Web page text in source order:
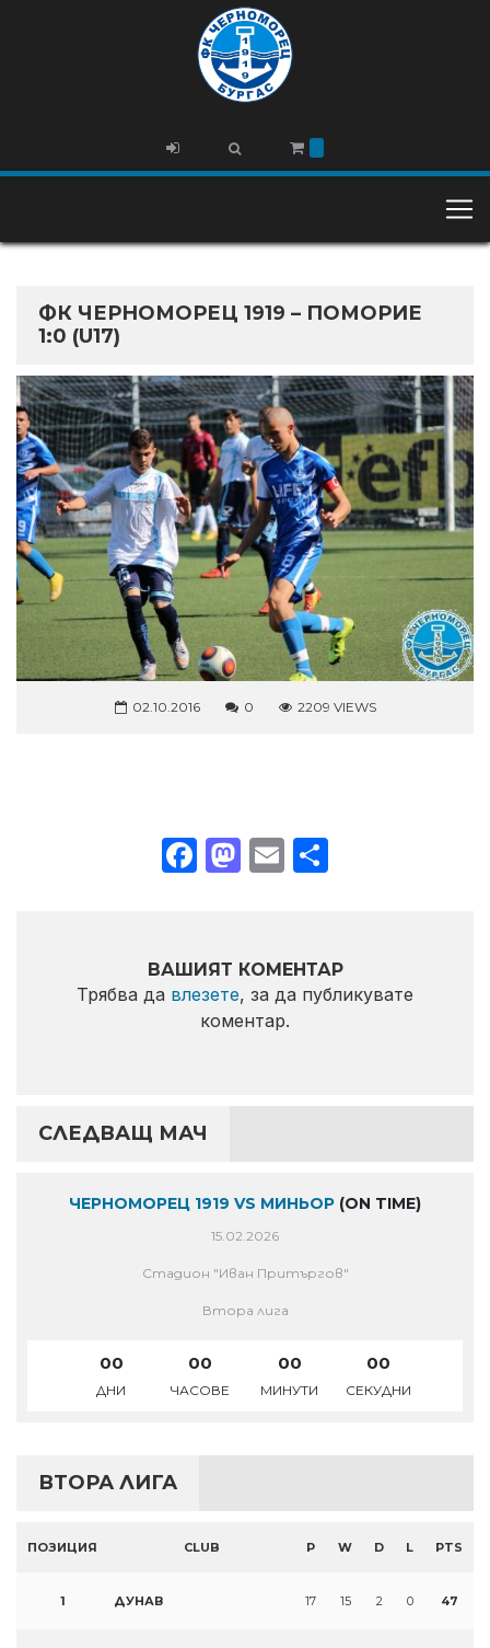
ФК ЧЕРНОМОРЕЦ 1919 – ПОМОРИЕ
1:0 (U17)
02.10.2016 0 2209 VIEWS
Facebook
Mastodon
Email
ВАШИЯТ КОМЕНТАР
Трябва да влезете, за да публикувате
коментар.
СЛЕДВАЩ МАЧ
ЧЕРНОМОРЕЦ 1919 VS МИНЬОР (ON TIME)
15.02.2026
Стадион "Иван Притъргов"
Втора лига
00
ДНИ
00
ЧАСОВЕ
00
МИНУТИ
00
СЕКУДНИ
ВТОРА ЛИГА
ПОЗИЦИЯ CLUB P W D L PTS
1 ДУНАВ 17 15 2 0 47